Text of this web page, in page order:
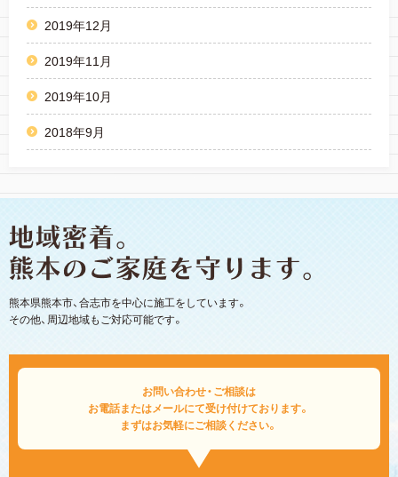
2019年12月
2019年11月
2019年10月
2018年9月
熊本県熊本市、合志市を中心に施工をしています。
その他、周辺地域もご対応可能です。
お問い合わせ・ご相談は
お電話またはメールにて受け付けております。
まずはお気軽にご相談ください。